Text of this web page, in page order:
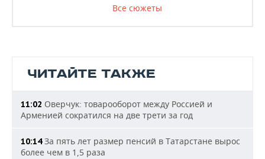
Все сюжеты
ЧИТАЙТЕ ТАКЖЕ
11:02 Оверчук: товарооборот между Россией и
Арменией сократился на две трети за год
10:14За пять лет размер пенсий в Татарстане вырос
более чем в 1,5 раза